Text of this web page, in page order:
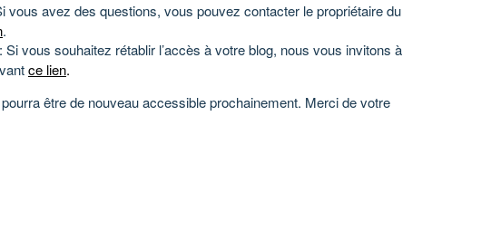
vous avez des questions, vous pouvez contacter le propriétaire du
.
: Si vous souhaitez rétablir l’accès à votre blog, nous vous invitons à
ce lien.
être de nouveau accessible prochainement. Merci de votre